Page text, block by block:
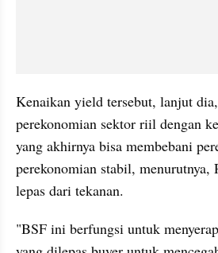
Kenaikan yield tersebut, lanjut
perekonomian sektor riil dengan
yang akhirnya bisa membebani
perekonomian stabil, menurutnya,
lepas dari tekanan.
"BSF ini berfungsi untuk